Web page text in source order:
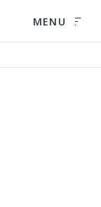
MENU